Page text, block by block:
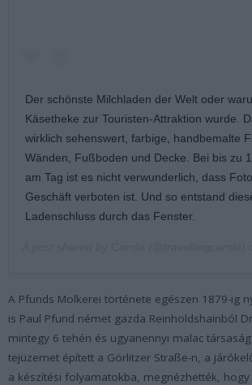
Der schönste Milchladen der Welt oder
Käsetheke zur Touristen-Attraktion wurde.
wirklich sehenswert, farbige, handbemalte
Wänden, Fußboden und Decke. Bei bis zu
am Tag ist es nicht verwunderlich, dass
Geschäft verboten ist. Und so entstand
Ladenschluss durch das Fenster.
A Pfunds Molkerei története egészen 1879-ig
is Paul Pfund német gazda Reinholdshainból
mintegy 6 tehén és ugyanennyi malac
tejüzemet épített a Görlitzer Straße-n, a
a készítési folyamatokba, megnézhették,